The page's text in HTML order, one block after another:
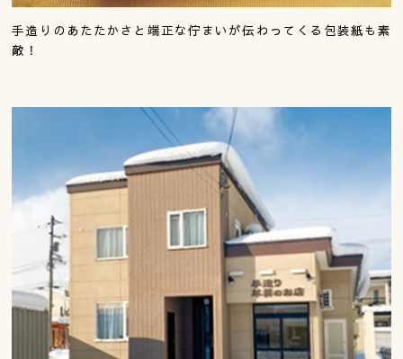
手造りのあたたかさと端正な佇まいが伝わってくる包装紙も素
敵！